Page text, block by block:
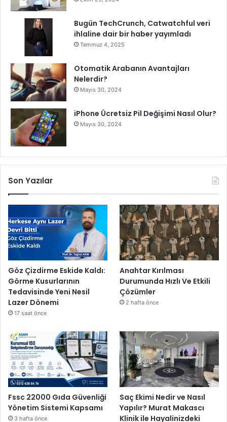
Bugün TechCrunch, Catwatchful veri
ihlaline dair bir haber yayımladı
Temmuz 4, 2025
Otomatik Arabanın Avantajları
Nelerdir?
Mayıs 30, 2024
iPhone Ücretsiz Pil Değişimi Nasıl Olur?
Mayıs 30, 2024
Son Yazılar
Göz Çizdirme Eskide Kaldı:
Görme Kusurlarının
Tedavisinde Yeni Nesil
Lazer Dönemi
17 saat önce
Anahtar Kırılması
Durumunda Hızlı Ve Etkili
Çözümler
2 hafta önce
Fssc 22000 Gıda Güvenliği
Yönetim Sistemi Kapsamı
3 hafta önce
Saç Ekimi Nedir ve Nasıl
Yapılır? Murat Makascı
Klinik ile Hayalinizdeki